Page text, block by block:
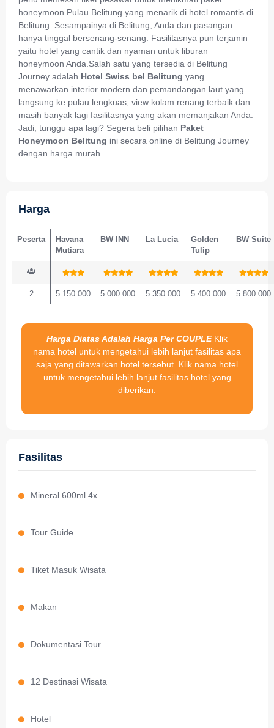
honeymoon Pulau Belitung yang menarik di hotel romantis di
Belitung. Sesampainya di Belitung, Anda dan pasangan
hanya tinggal bersenang-senang. Fasilitasnya pun terjamin
yaitu hotel yang cantik dan nyaman untuk liburan
honeymoon Anda.Salah satu yang tersedia di Belitung
Journey adalah Hotel Swiss bel Belitung yang
menawarkan interior modern dan pemandangan laut yang
langsung ke pulau lengkuas, view kolam renang terbaik dan
masih banyak lagi fasilitasnya yang akan memanjakan Anda.
Jadi, tunggu apa lagi? Segera beli pilihan Paket
Honeymoon Belitung ini secara online di Belitung Journey
dengan harga murah.
Harga
Peserta
Havana
Mutiara
BW INN La Lucia
Golden
Tulip
BW Suite
2 5.150.000 5.000.000 5.350.000 5.400.000 5.800.000
Harga Diatas Adalah Harga Per COUPLE Klik
nama hotel untuk mengetahui lebih lanjut fasilitas apa
saja yang ditawarkan hotel tersebut. Klik nama hotel
untuk mengetahui lebih lanjut fasilitas hotel yang
diberikan.
Fasilitas
Mineral 600ml 4x
Tour Guide
Tiket Masuk Wisata
Makan
Dokumentasi Tour
12 Destinasi Wisata
Hotel